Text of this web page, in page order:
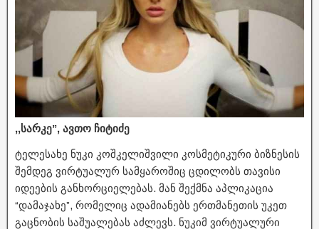
,,სარკე”, ავთო ჩიტიძე
ტელესახე ნუკი კოშკელიშვილი კოსმეტიკური ბიზნესის
შემდეგ ვირტუალურ სამყაროშიც ცდილობს თავისი
იდეების განხორციელებას. მან შექმნა აპლიკაცია
“დამაჯახე”, რომელიც ადამიანებს ერთმანეთის უკეთ
გაცნობის საშუალებას აძლევს. ნუკიმ ვირტუალური